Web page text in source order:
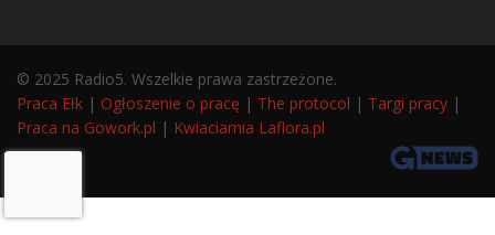
© 2025 Radio5. Wszelkie prawa zastrzeżone.
Praca Ełk | Ogłoszenie o pracę | The protocol | Targi pracy |
Praca na Gowork.pl | Kwiaciarnia Laflora.pl